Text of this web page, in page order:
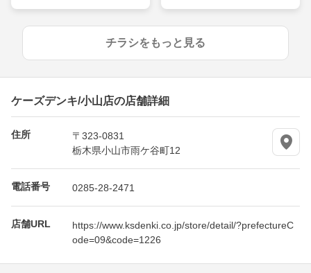
チラシをもっと見る
ケーズデンキ/小山店の店舗詳細
住所
〒323-0831
栃木県小山市雨ケ谷町12
電話番号 0285-28-2471
店舗URL
https://www.ksdenki.co.jp/store/detail/?prefectureC
ode=09&code=1226